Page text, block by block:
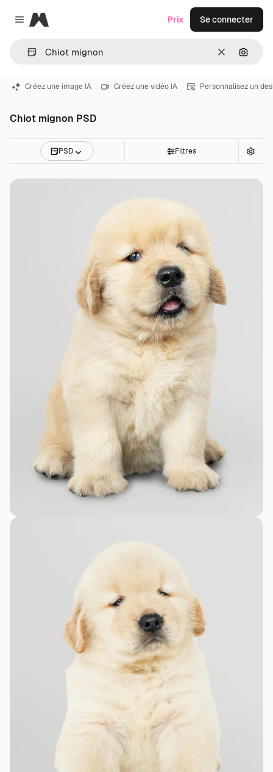
Close menu
Magnific
Effacer
Prix Se connecter
Créez une image IA Créez une vidéo IA Personnalisez un
Chiot mignon PSD
PSD Filtres